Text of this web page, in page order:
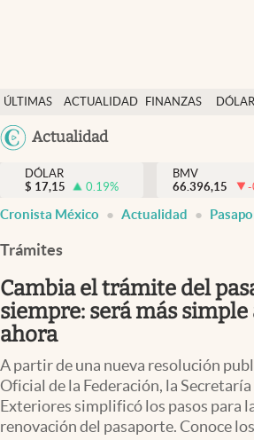
ÚLTIMAS
NOTICIAS
ACTUALIDAD
FINANZAS
Actualidad
Actualidad
Finanzas y economía
Dólar y mercados
Pc y celular
Vida y estilo
Tv
Clima
DÓLAR
$ 17,15 0.19%
BMV
66.396,15
-
Cronista México Actualidad
Trámites
Cambia el trámite del
siempre: será más
ahora
A partir de una nueva resolución
Oficial de la Federación, la
Exteriores simplificó los pasos para
renovación del pasaporte. Conoce